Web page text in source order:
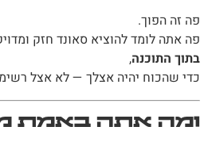
פה זה הפוך.
פה אתה לומד להוציא סאונד חזק
בתוך התוכנה,
כדי שהכוח יהיה אצלך — לא אצל
ומה אתה באמת